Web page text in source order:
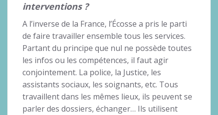
interventions ?
A l’inverse de la France, l’Écosse a pris le parti
de faire travailler ensemble tous les services.
Partant du principe que nul ne possède toutes
les infos ou les compétences, il faut agir
conjointement. La police, la Justice, les
assistants sociaux, les soignants, etc. Tous
travaillent dans les mêmes lieux, ils peuvent se
parler des dossiers, échanger… Ils utilisent